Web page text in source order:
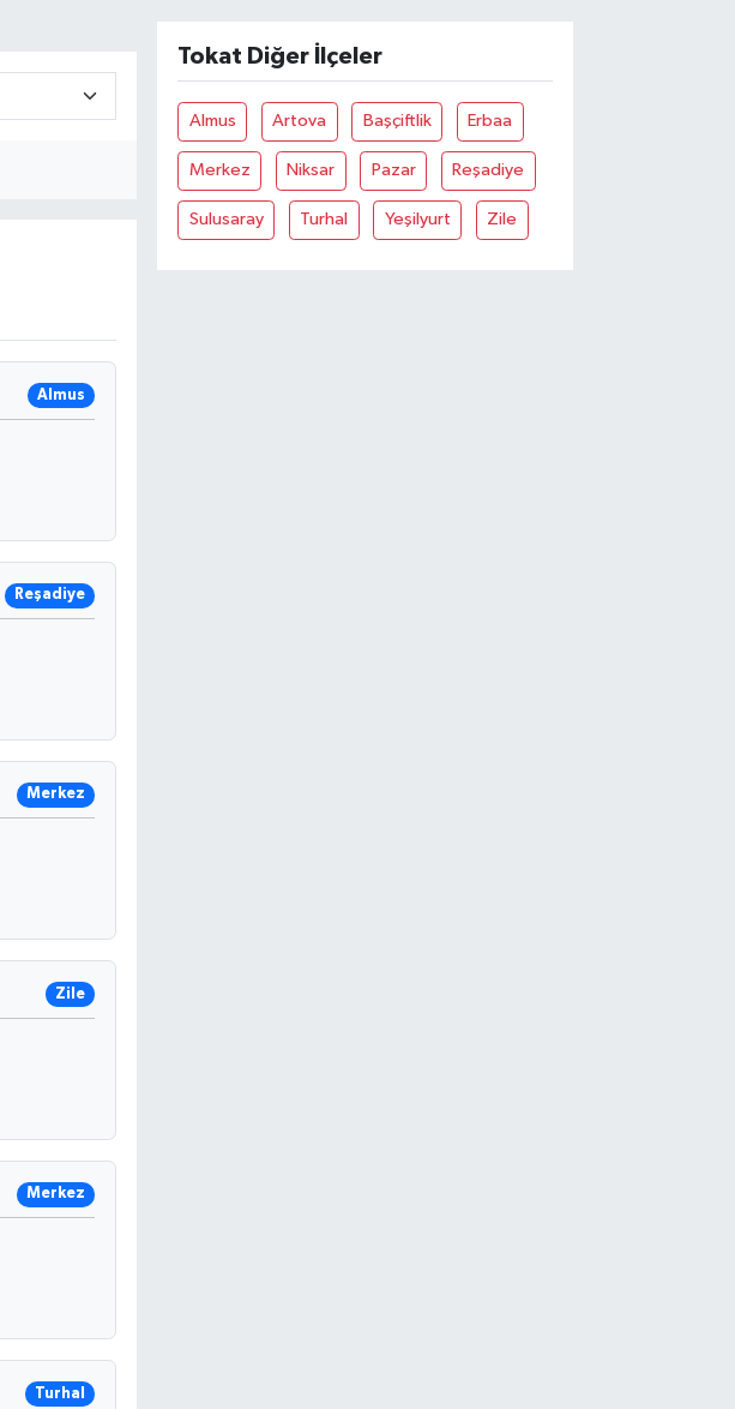
Almus
Reşadiye
Merkez
Zile
Merkez
Turhal
Tokat Diğer İlçeler
Almus Artova Başçiftlik Erbaa
Merkez Niksar Pazar Reşadiye
Sulusaray Turhal Yeşilyurt Zile